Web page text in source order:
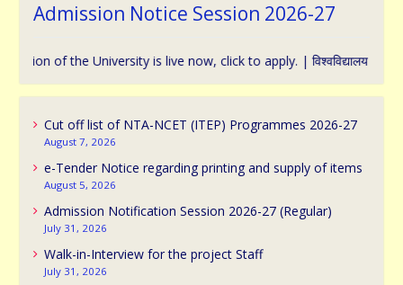
Admission Notice Session 2026-27
of the University is live now, click to apply. | विश्वविद्यालय प्रवेश
Cut off list of NTA-NCET (ITEP) Programmes 2026-27
August 7, 2026
e-Tender Notice regarding printing and supply of items
August 5, 2026
Admission Notification Session 2026-27 (Regular)
July 31, 2026
Walk-in-Interview for the project Staff
July 31, 2026